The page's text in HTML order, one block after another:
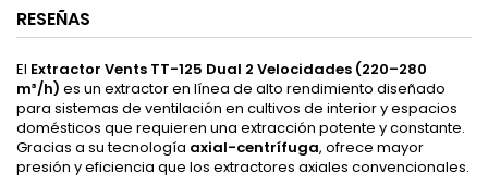
RESEÑAS
El Extractor Vents TT-125 Dual 2 Velocidades (220–280
m³/h) es un extractor en línea de alto rendimiento diseñado
para sistemas de ventilación en cultivos de interior y espacios
domésticos que requieren una extracción potente y constante.
Gracias a su tecnología axial-centrífuga, ofrece mayor
presión y eficiencia que los extractores axiales convencionales.